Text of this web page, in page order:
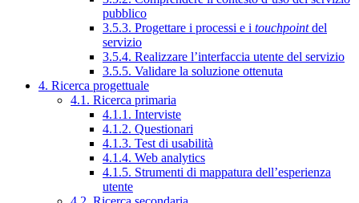
pubblico
3.5.3. Progettare i processi e i touchpointdel
servizio
3.5.4. Realizzare l’interfaccia utente del servizio
3.5.5. Validare la soluzione ottenuta
4. Ricerca progettuale
4.1. Ricerca primaria
4.1.1. Interviste
4.1.2. Questionari
4.1.3. Test di usabilità
4.1.4. Web analytics
4.1.5. Strumenti di mappatura dell’esperienza
utente